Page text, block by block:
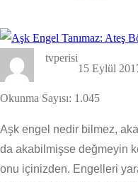
tvperisi
15 Eylül
Okunma Sayısı: 1.045
Aşk engel nedir bilmez,
da akabilmişse değmeyin
onu içinizden. Engelleri